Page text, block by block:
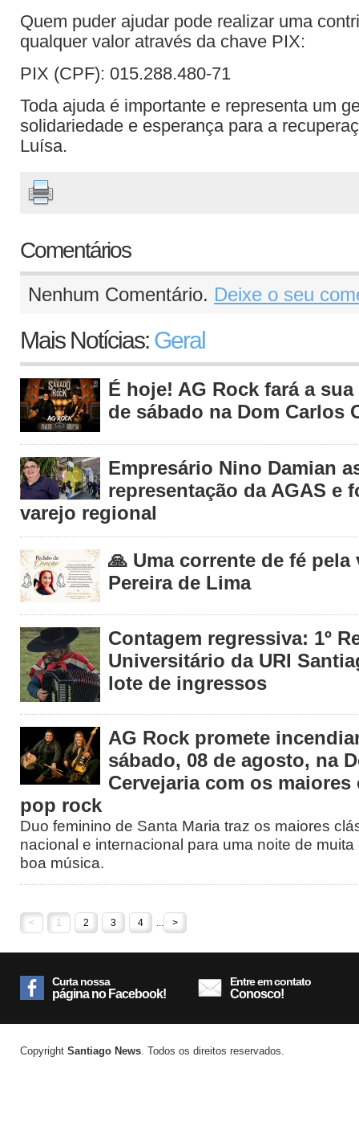
Quem puder ajudar pode realizar uma
qualquer valor através da chave PIX:
PIX (CPF): 015.288.480-71
Toda ajuda é importante e representa um
solidariedade e esperança para a
Luísa.
Comentários
Nenhum Comentário. Deixe o seu
Mais Notícias: Geral
É hoje! AG Rock fará a
de sábado na Dom Carlos
Empresário Nino Damian
representação da AGAS e
varejo regional
🙏 Uma corrente de fé pela
Pereira de Lima
Contagem regressiva: 1º
Universitário da URI
lote de ingressos
AG Rock promete
sábado, 08 de agosto, na
Cervejaria com os
pop rock
Duo feminino de Santa Maria traz os maiores
nacional e internacional para uma noite de
boa música.
< 1 2 3 4 ... >
Curta nossa
página no Facebook!
Entre em contato
Conosco!
Copyright Santiago News. Todos os direitos reservados.